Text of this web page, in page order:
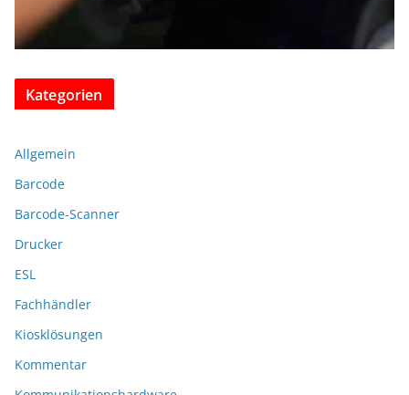
Kategorien
Allgemein
Barcode
Barcode-Scanner
Drucker
ESL
Fachhändler
Kiosklösungen
Kommentar